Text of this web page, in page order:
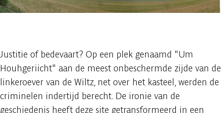
Justitie of bedevaart? Op een plek genaamd "Um
Houhgeriicht" aan de meest onbeschermde zijde van de
linkeroever van de Wiltz, net over het kasteel, werden de
criminelen indertijd berecht. De ironie van de
geschiedenis heeft deze site getransformeerd in een